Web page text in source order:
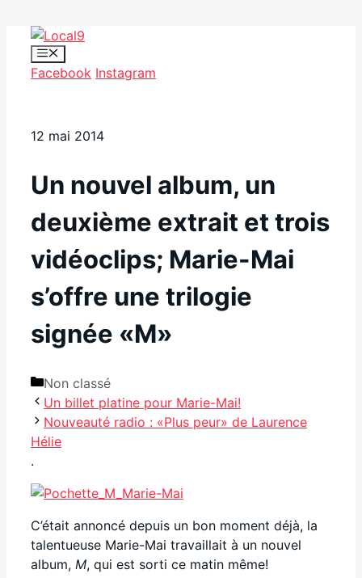
Aller
contenu
Menu
Facebook Instagram
12 mai 2014
Un nouvel album, un
deuxième extrait et trois
vidéoclips; Marie-Mai
s’offre une trilogie
signée «M»
Catégories
Non classé
Un billet platine pour Marie-Mai!
Nouveauté radio : «Plus peur» de Laurence
Hélie
.
C’était annoncé depuis un bon moment déjà, la
talentueuse Marie-Mai travaillait à un nouvel
album, M, qui est sorti ce matin même!